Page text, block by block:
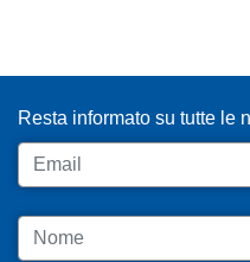
Resta informato su tutte le
Email
Nome